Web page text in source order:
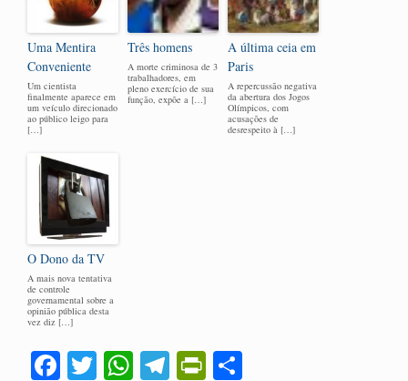
Uma Mentira
Conveniente
Um cientista
finalmente aparece em
um veículo direcionado
ao público leigo para
[…]
Três homens
A morte criminosa de 3
trabalhadores, em
pleno exercício de sua
função, expõe a […]
A última ceia em
Paris
A repercussão negativa
da abertura dos Jogos
Olímpicos, com
acusações de
desrespeito à […]
O Dono da TV
A mais nova tentativa
de controle
governamental sobre a
opinião pública desta
vez diz […]
Fa T W Te Pr